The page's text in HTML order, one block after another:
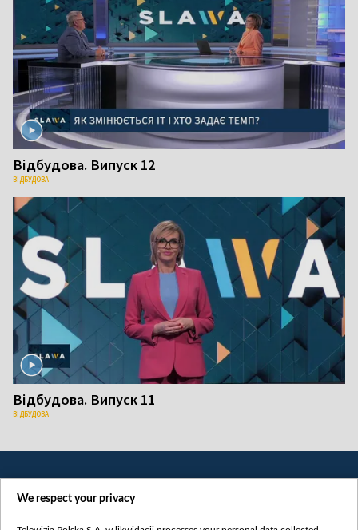
Відбудова. Випуск 12
ВІДБУДОВА
Відбудова. Випуск 11
ВІДБУДОВА
We respect your privacy